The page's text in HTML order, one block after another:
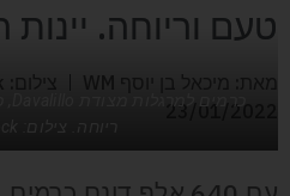
טעם וריוחה.
מאת: מיכאל בן יוסף WM
צילום: Shutterstock
23/01/2022